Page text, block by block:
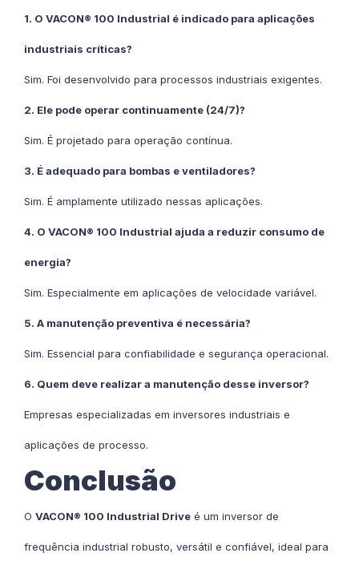
1. O VACON® 100 Industrial é indicado para aplicações
industriais críticas?
Sim. Foi desenvolvido para processos industriais exigentes.
2. Ele pode operar continuamente (24/7)?
Sim. É projetado para operação contínua.
3. É adequado para bombas e ventiladores?
Sim. É amplamente utilizado nessas aplicações.
4. O VACON® 100 Industrial ajuda a reduzir consumo de
energia?
Sim. Especialmente em aplicações de velocidade variável.
5. A manutenção preventiva é necessária?
Sim. Essencial para confiabilidade e segurança operacional.
6. Quem deve realizar a manutenção desse inversor?
Empresas especializadas em inversores industriais e
aplicações de processo.
Conclusão
O VACON® 100 Industrial Drive é um inversor de
frequência industrial robusto, versátil e confiável, ideal para